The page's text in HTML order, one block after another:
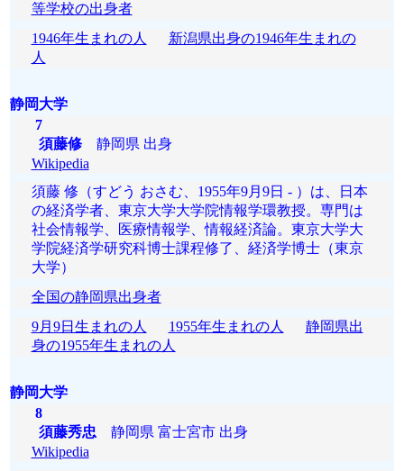
等学校の出身者
1946年生まれの人
新潟県出身の1946年生まれの
人
静岡大学
7
須藤修静岡県 出身
Wikipedia
須藤 修（すどう おさむ、1955年9月9日 - ）は、日本
の経済学者、東京大学大学院情報学環教授。専門は
社会情報学、医療情報学、情報経済論。東京大学大
学院経済学研究科博士課程修了、経済学博士（東京
大学）
全国の静岡県出身者
9月9日生まれの人
1955年生まれの人
静岡県出
身の1955年生まれの人
静岡大学
8
須藤秀忠 静岡県 富士宮市 出身
Wikipedia